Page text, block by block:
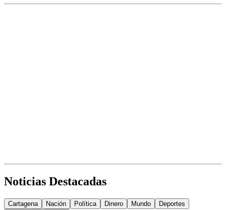
Noticias Destacadas
Cartagena Nación Política Dinero Mundo
Deportes